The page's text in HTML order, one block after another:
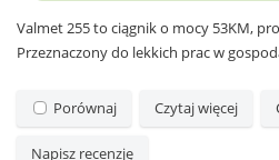
Valmet 255 to ciągnik o mocy 53KM,
Przeznaczony do lekkich prac w
Porównaj Czytaj więcej
Napisz recenzję